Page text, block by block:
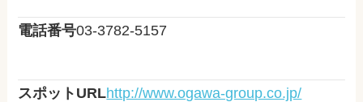
電話番号03-3782-5157
スポットURLhttp://www.ogawa-group.co.jp/